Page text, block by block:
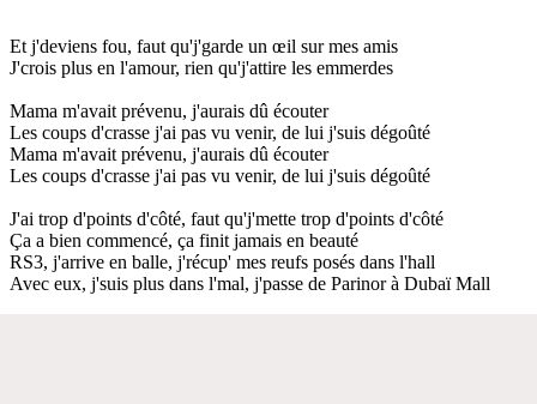
Et j'deviens fou, faut qu'j'garde un œil sur mes amis
J'crois plus en l'amour, rien qu'j'attire les emmerdes
Mama m'avait prévenu, j'aurais dû écouter
Les coups d'crasse j'ai pas vu venir, de lui j'suis dégoûté
Mama m'avait prévenu, j'aurais dû écouter
Les coups d'crasse j'ai pas vu venir, de lui j'suis dégoûté
J'ai trop d'points d'côté, faut qu'j'mette trop d'points d'côté
Ça a bien commencé, ça finit jamais en beauté
RS3, j'arrive en balle, j'récup' mes reufs posés dans l'hall
Avec eux, j'suis plus dans l'mal, j'passe de Parinor à Dubaï Mall